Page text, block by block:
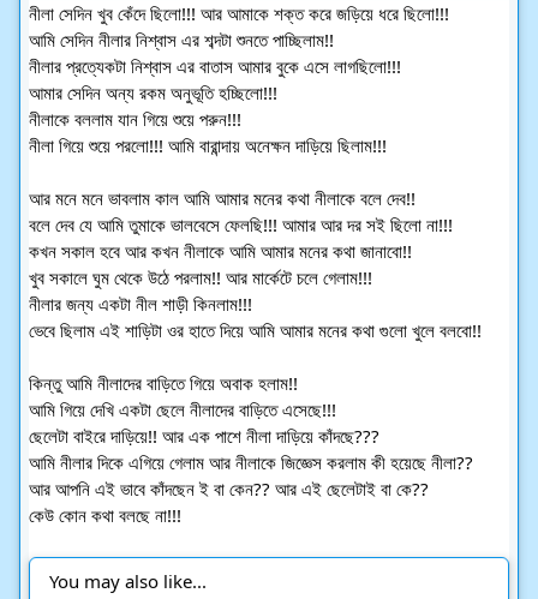
নীলা সেদিন খুব কেঁদে ছিলো!!! আর আমাকে শক্ত করে জড়িয়ে ধরে ছিলো!!!
আমি সেদিন নীলার নিশ্বাস এর শব্দটা শুনতে পাচ্ছিলাম!!
নীলার প্রত্যেকটা নিশ্বাস এর বাতাস আমার বুকে এসে লাগছিলো!!!
আমার সেদিন অন্য রকম অনুভূতি হচ্ছিলো!!!
নীলাকে বললাম যান গিয়ে শুয়ে পরুন!!!
নীলা গিয়ে শুয়ে পরলো!!! আমি বারান্দায় অনেক্ষন দাড়িয়ে ছিলাম!!!
আর মনে মনে ভাবলাম কাল আমি আমার মনের কথা নীলাকে বলে দেব!!
বলে দেব যে আমি তুমাকে ভালবেসে ফেলছি!!! আমার আর দর সই ছিলো না!!!
কখন সকাল হবে আর কখন নীলাকে আমি আমার মনের কথা জানাবো!!
খুব সকালে ঘুম থেকে উঠে পরলাম!! আর মার্কেটে চলে গেলাম!!!
নীলার জন্য একটা নীল শাড়ী কিনলাম!!!
ভেবে ছিলাম এই শাড়িটা ওর হাতে দিয়ে আমি আমার মনের কথা গুলো খুলে বলবো!!
কিন্তু আমি নীলাদের বাড়িতে গিয়ে অবাক হলাম!!
আমি গিয়ে দেখি একটা ছেলে নীলাদের বাড়িতে এসেছে!!!
ছেলেটা বাইরে দাড়িয়ে!! আর এক পাশে নীলা দাড়িয়ে কাঁদছে???
আমি নীলার দিকে এগিয়ে গেলাম আর নীলাকে জিজ্ঞেস করলাম কী হয়েছে নীলা??
আর আপনি এই ভাবে কাঁদছেন ই বা কেন?? আর এই ছেলেটাই বা কে??
কেউ কোন কথা বলছে না!!!
You may also like...